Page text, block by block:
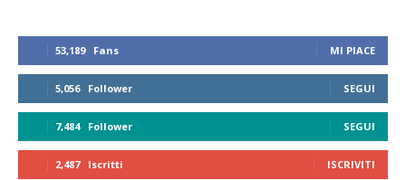
53,189 Fans MI PIACE
5,056 Follower SEGUI
7,484 Follower SEGUI
2,487 Iscritti ISCRIVITI